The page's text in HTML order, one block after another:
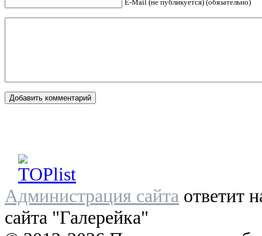
E-Mail (не публикуется) (обязательно)
Администрация сайта ответит
сайта "Галерейка"